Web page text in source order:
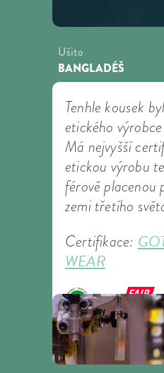
Ušito
BANGLADÉŠ
Tenhle kousek
etického
Má nejvyšší
etickou výrobu
férově placenou
zemi třetího
Certifikace:
WEAR